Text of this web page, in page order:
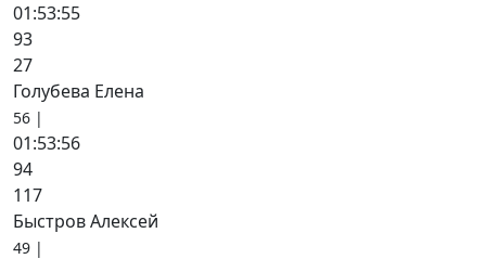
01:53:55
93
27
Голубева Елена
56 |
01:53:56
94
117
Быстров Алексей
49 |